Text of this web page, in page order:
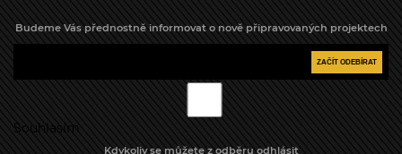
Budeme Vás přednostně informovat o nově připravovaných projektech
Souhlasím
ZAČÍT ODEBÍRAT
Kdykoliv se můžete z odběru odhlásit